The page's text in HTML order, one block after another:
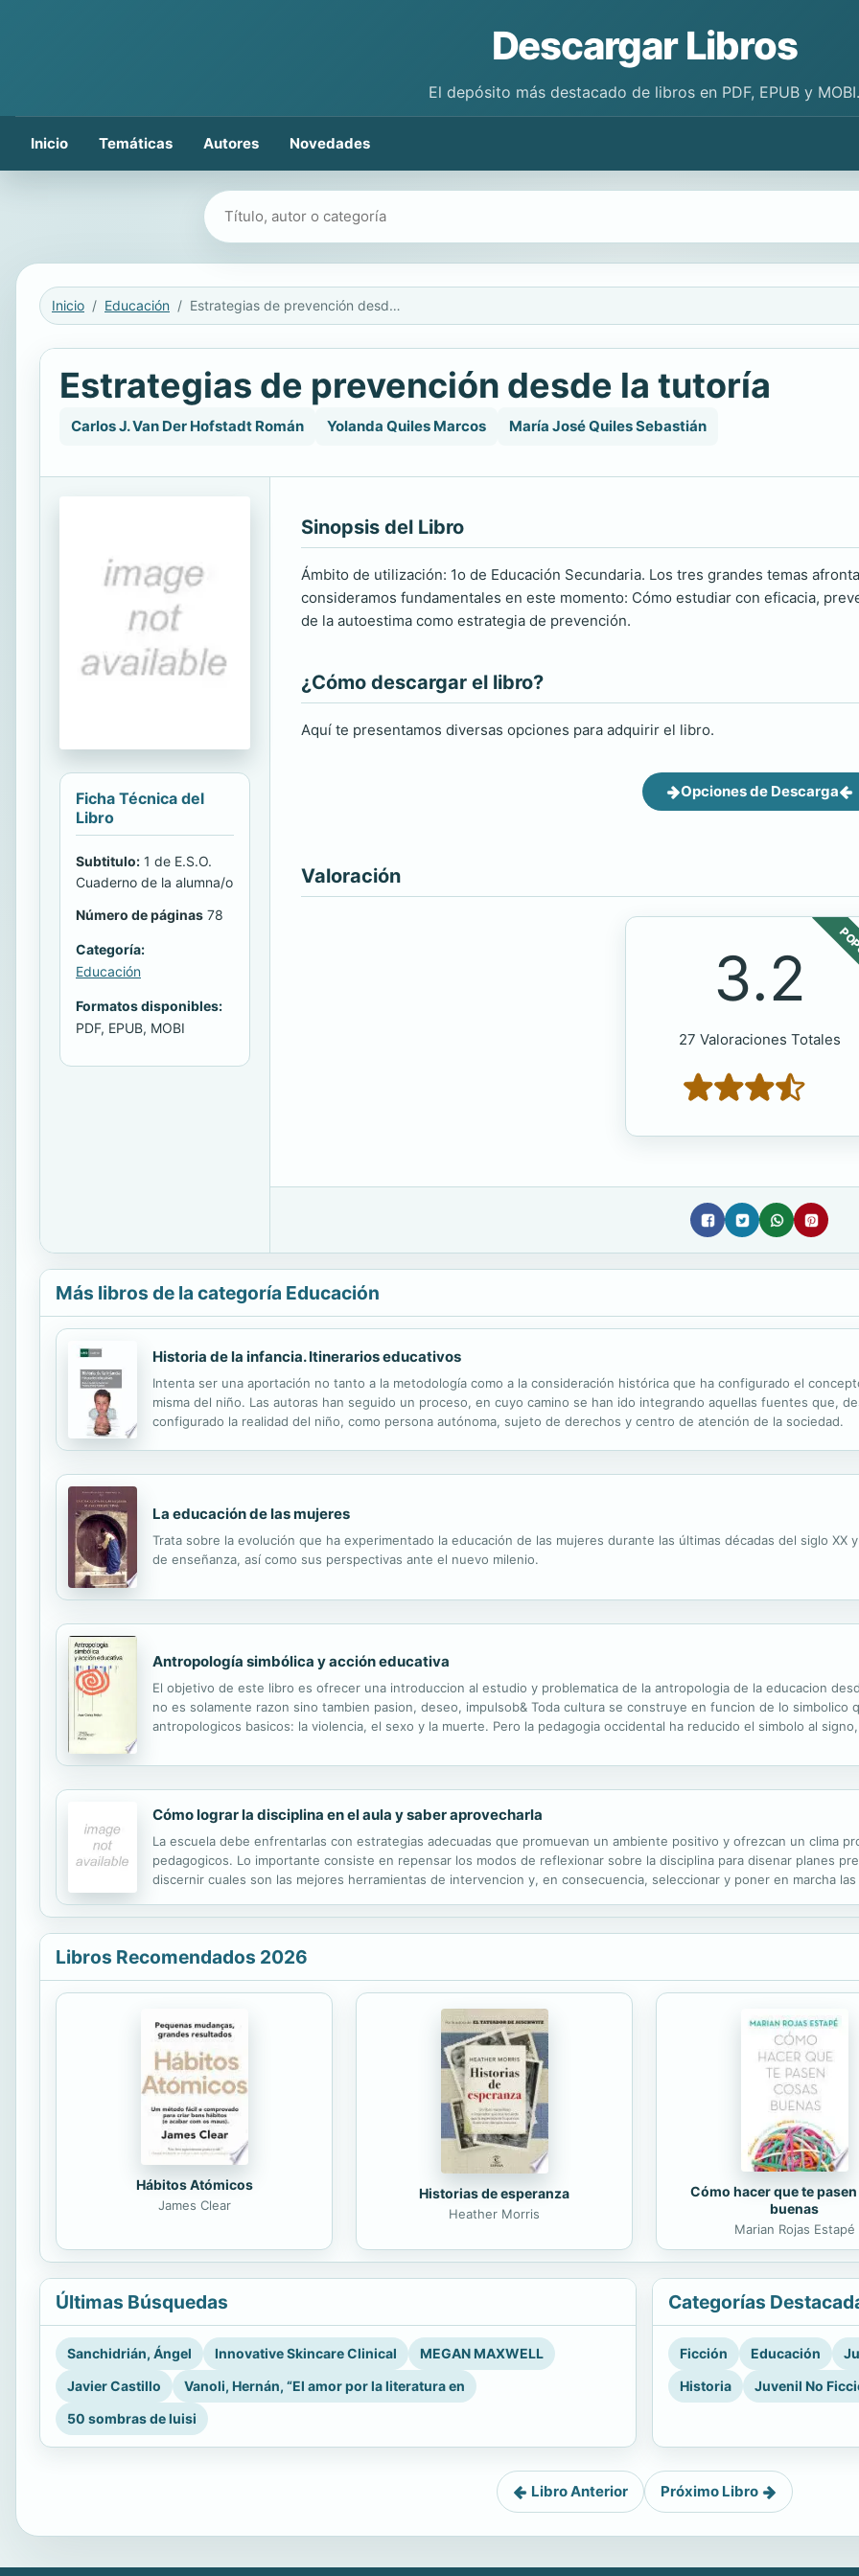
Descargar Libros
El depósito más destacado de libros en PDF, EPUB y MOBI.
Inicio Temáticas Autores Novedades
Buscar libros
Inicio Educación Estrategias de prevención desde la tutoría
Estrategias de prevención desde la tutoría
Carlos J. Van Der Hofstadt Román Yolanda Quiles Marcos María José Quiles Sebastián
Ficha Técnica del
Libro
Subtitulo: 1 de E.S.O.
Cuaderno de la alumna/o
Número de páginas 78
Categoría:
Educación
Formatos disponibles:
PDF, EPUB, MOBI
Sinopsis del Libro
Ámbito de utilización: 1o de Educación Secundaria. Los tres grandes temas
consideramos fundamentales en este momento: Cómo estudiar con eficacia,
de la autoestima como estrategia de prevención.
¿Cómo descargar el libro?
Aquí te presentamos diversas opciones para adquirir el libro.
Opciones de Descarga
Valoración
3.2
27 Valoraciones Totales
Más libros de la categoría Educación
Historia de la infancia. Itinerarios educativos
Intenta ser una aportación no tanto a la metodología como a la consideración histórica que ha configurado el
misma del niño. Las autoras han seguido un proceso, en cuyo camino se han ido integrando aquellas fuentes que,
configurado la realidad del niño, como persona autónoma, sujeto de derechos y centro de atención de la sociedad.
La educación de las mujeres
Trata sobre la evolución que ha experimentado la educación de las mujeres durante las últimas décadas del siglo
de enseñanza, así como sus perspectivas ante el nuevo milenio.
Antropología simbólica y acción educativa
El objetivo de este libro es ofrecer una introduccion al estudio y problematica de la antropologia de la educacion
no es solamente razon sino tambien pasion, deseo, impulsob& Toda cultura se construye en funcion de lo
antropologicos basicos: la violencia, el sexo y la muerte. Pero la pedagogia occidental ha reducido el simbolo al
Cómo lograr la disciplina en el aula y saber aprovecharla
La escuela debe enfrentarlas con estrategias adecuadas que promuevan un ambiente positivo y ofrezcan un clima
pedagogicos. Lo importante consiste en repensar los modos de reflexionar sobre la disciplina para disenar planes
discernir cuales son las mejores herramientas de intervencion y, en consecuencia, seleccionar y poner en marcha
Libros Recomendados 2026
Hábitos Atómicos
James Clear
Historias de esperanza
Heather Morris
Cómo hacer que te
buenas
Marian Rojas Estapé
Últimas Búsquedas
Sanchidrián, Ángel Innovative Skincare Clinical
MEGAN MAXWELL
Javier Castillo
Vanoli, Hernán, “El amor por la literatura en
50 sombras de luisi
Categorías
Ficción Educación
Historia
Juvenil No
Libro Anterior Próximo Libro